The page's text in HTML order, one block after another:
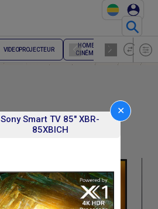
⚲
Sony Smart TV 85" XBR-
85XBICH
✕
VIDEOPROJECTEUR
HOME
CINÉMA
ENCEINTE
HIFI